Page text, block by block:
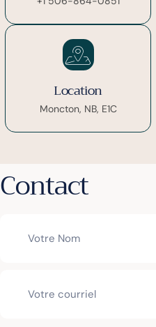
Location
Moncton, NB, E1C
Contact